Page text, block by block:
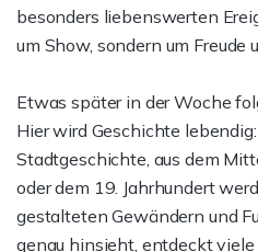
besonders liebenswerten
um Show, sondern um Freude
Etwas später in der Woche
Hier wird Geschichte
Stadtgeschichte, aus dem
oder dem 19. Jahrhundert
gestalteten Gewändern und
genau hinsieht, entdeckt